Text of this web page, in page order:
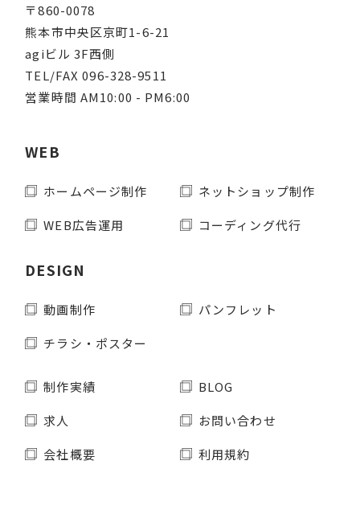
〒860-0078
熊本市中央区京町1-6-21
agiビル 3F西側
TEL/FAX 096-328-9511
営業時間 AM10:00 - PM6:00
WEB
ホームページ制作
ネットショップ制作
WEB広告運用
コーディング代行
DESIGN
動画制作
パンフレット
チラシ・ポスター
制作実績
BLOG
求人
お問い合わせ
会社概要
利用規約